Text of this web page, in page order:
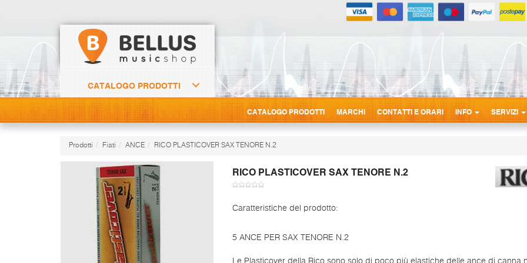
CATALOGO PRODOTTI
CATALOGO PRODOTTI MARCHI CONTATTI E ORARI INFO SERVIZI
Prodotti Fiati ANCE RICO PLASTICOVER SAX TENORE N.2
RICO PLASTICOVER SAX TENORE N.2
Caratteristiche del prodotto:
5 ANCE PER SAX TENORE N.2
Le Plasticover della Rico sono solo di poco più elastiche delle ance di canna